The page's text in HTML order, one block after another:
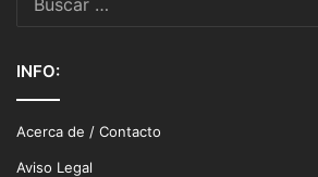
INFO:
Acerca de / Contacto
Aviso Legal